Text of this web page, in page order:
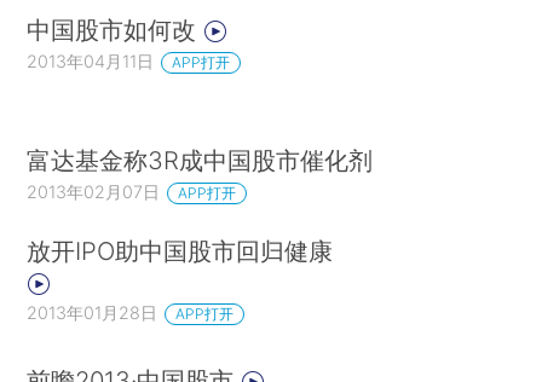
中国股市如何改
2013年04月11日 APP打开
富达基金称3R成中国股市催化剂
2013年02月07日 APP打开
放开IPO助中国股市回归健康
2013年01月28日 APP打开